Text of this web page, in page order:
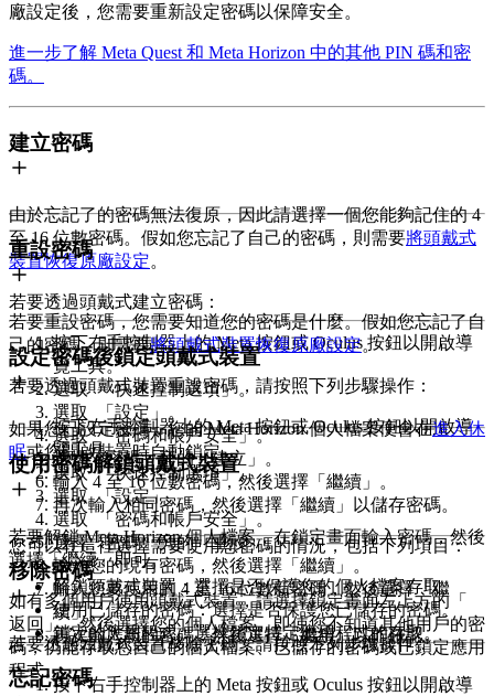
廠設定後，您需要重新設定密碼以保障安全。
進一步了解 Meta Quest 和 Meta Horizon 中的其他 PIN 碼和密
碼。
建立密碼
由於忘記了的密碼無法復原，因此請選擇一個您能夠記住的 4
至 16 位數密碼。假如您忘記了自己的密碼，則需要將頭戴式
裝置恢復原廠設定。
若要透過頭戴式建立密碼 ：
按下右手控制器上的Meta 按鈕或Oculus 按鈕 以開啟導
覽工具。
選取「快速控制選項」。
選取
「 設定 」。
選取「密碼和帳戶安全」。
選擇「密碼」旁的「建立 」。
輸入 4 至 16 位數密碼，然後選擇「 繼續 」。
再次輸入相同密碼，然後選擇「 繼續 」以儲存密碼。
您可以在這裡選擇需要使用您密碼的情況，包括下列項目：
解鎖頭戴式裝置： 選擇是否保護您的個人檔案存取。
使用已儲存的密碼：選擇是否保護您已儲存的密碼。
鎖定的應用程式：選擇鎖定特定應用程式的存取。
重設密碼
若要重設密碼，您需要知道您的密碼是什麼。假如您忘記了自
己的密碼，則需要將頭戴式裝置恢復原廠設定。
若要透過頭戴式裝置重設密碼，請按照下列步驟操作 ：
按下右手控制器上的Meta 按鈕或Oculus 按鈕以開啟導
覽工具。
選取「快速控制選項」。
選取「設定」。
選取「 密碼和帳戶安全 」。
選擇「密碼」旁的「重設」。
輸入您的現有密碼，然後選擇「 繼續 」。
輸入您要使用的 4 至 16 位數新密碼，然後選擇「繼
續」。
再次輸入新的密碼，然後選擇「繼續」以作確認。
設定密碼後鎖定頭戴式裝置
如果您已設定密碼，您的 Meta Horizon 個人檔案便會在進入休
眠或您開啟裝置時自動鎖定。
使用密碼解鎖頭戴式裝置
若要解鎖 Meta Horizon 個人檔案，在鎖定畫面輸入密碼，然後
選擇「繼續」即可。
如有多個用戶使用頭戴式裝置，請選擇鎖定畫面左上方的「
返回 」，然後選擇您的個人檔案。即使您不知道其他用戶的密
碼，仍能存取您自己的個人檔案、已儲存的密碼或已鎖定應用
程式。
移除密碼
若要透過頭戴式裝置移除密碼，請按照下列步驟操作：
按下右手控制器上的 Meta 按鈕或 Oculus 按鈕 以開啟導
忘記密碼